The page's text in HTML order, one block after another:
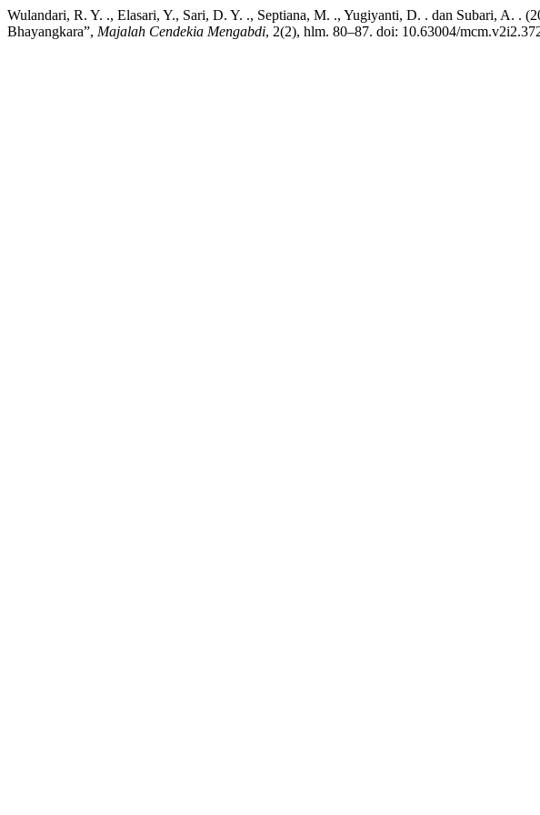
Wulandari, R. Y. ., Elasari, Y., Sari, D. Y. ., Septiana, M. ., Yugiyanti, D. . dan Subari, A. .
Bhayangkara”, Majalah Cendekia Mengabdi, 2(2), hlm. 80–87. doi: 10.63004/